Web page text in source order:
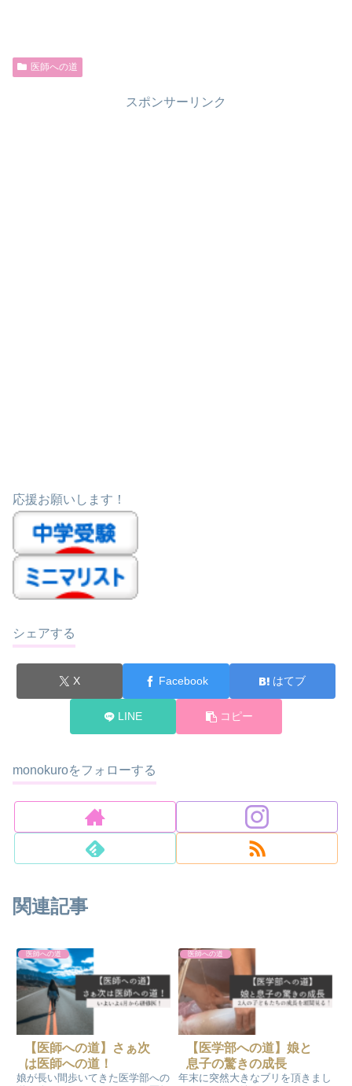
医師への道
スポンサーリンク
応援お願いします！
シェアする
X Facebook はてブ
LINE コピー
monokuroをフォローする
関連記事
医師への道
【医師への道】さぁ次
は医師への道！
娘が長い間歩いてきた医学部への
医師への道
【医学部への道】娘と
息子の驚きの成長
年末に突然大きなブリを頂きまし